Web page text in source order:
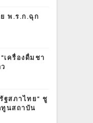
พ.ร.ก.ฉุก
เครื่องดื่มชา
ฐสภาไทย" ชู
ทูนสถาบัน